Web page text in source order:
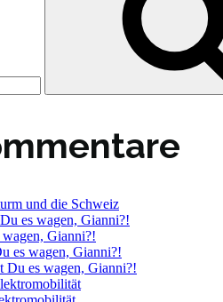
und die Schweiz
es wagen, Gianni?!
Gianni?!
es wagen, Gianni?!
Du es wagen, Gianni?!